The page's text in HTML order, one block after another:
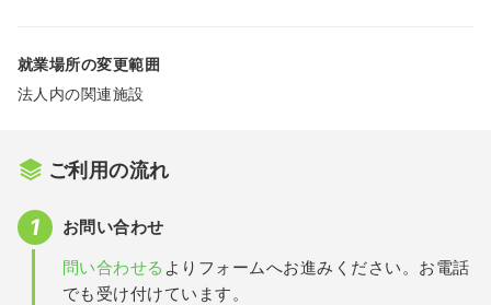
就業場所の変更範囲
法人内の関連施設
ご利用の流れ
お問い合わせ
問い合わせる よりフォームへお進みください。お電話
でも受け付けています。